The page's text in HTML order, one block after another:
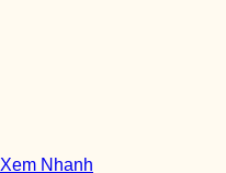
Xem Nhanh